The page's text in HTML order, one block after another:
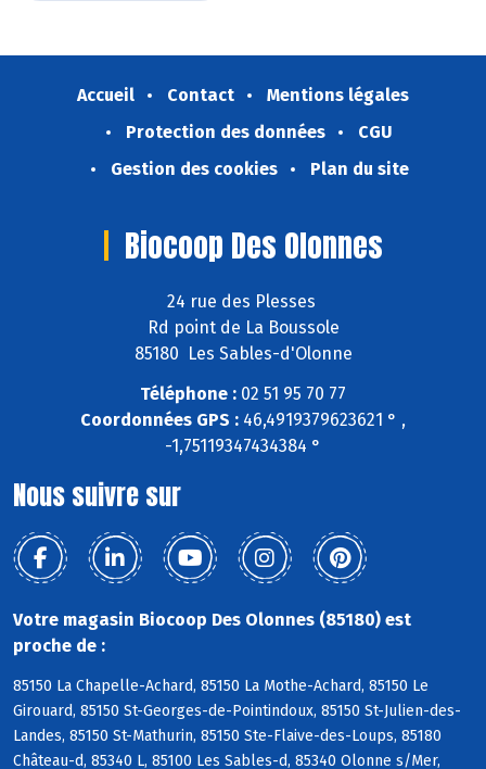
Accueil Contact
Mentions légales
Protection des données
CGU
Gestion des cookies
Plan du site
Biocoop Des Olonnes
24 rue des Plesses
Rd point de La Boussole
85180 Les Sables-d'Olonne
Téléphone : 02 51 95 70 77
Coordonnées GPS : 46,4919379623621 ° ,
-1,75119347434384 °
Nous suivre sur
Votre magasin Biocoop Des Olonnes (85180) est
proche de :
85150 La Chapelle-Achard, 85150 La Mothe-Achard, 85150 Le
Girouard, 85150 St-Georges-de-Pointindoux, 85150 St-Julien-des-
Landes, 85150 St-Mathurin, 85150 Ste-Flaive-des-Loups, 85180
Château-d, 85340 L, 85100 Les Sables-d, 85340 Olonne s/Mer,